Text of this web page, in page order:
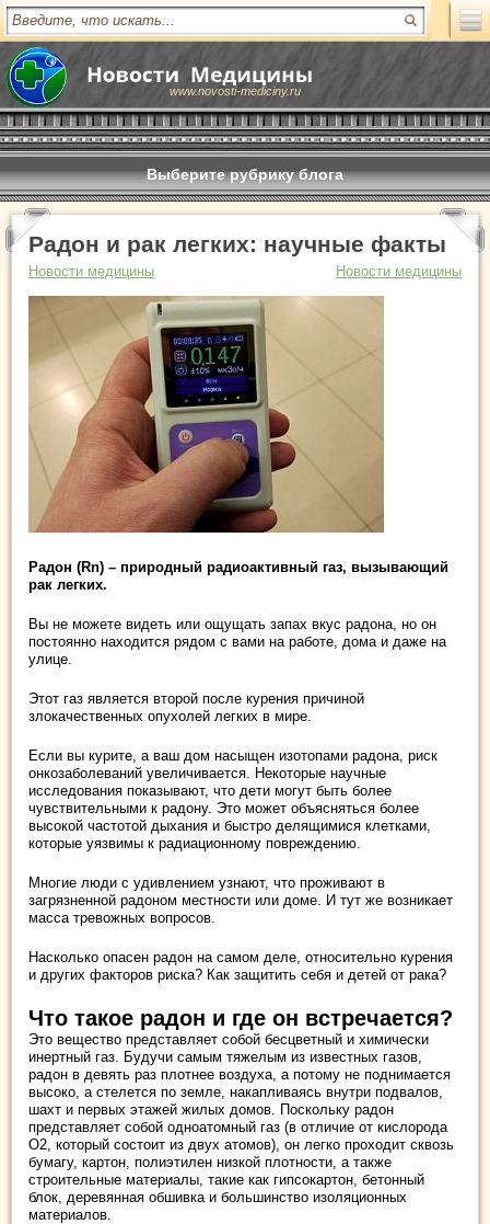
www.novosti-mediciny.ru
Выберите рубрику блога
Радон и рак легких: научные факты
Новости медицины Новости медицины
Радон (Rn) – природный радиоактивный газ, вызывающий
рак легких.
Вы не можете видеть или ощущать запах вкус радона, но он
постоянно находится рядом с вами на работе, дома и даже на
улице.
Этот газ является второй после курения причиной
злокачественных опухолей легких в мире.
Если вы курите, а ваш дом насыщен изотопами радона, риск
онкозаболеваний увеличивается. Некоторые научные
исследования показывают, что дети могут быть более
чувствительными к радону. Это может объясняться более
высокой частотой дыхания и быстро делящимися клетками,
которые уязвимы к радиационному повреждению.
Многие люди с удивлением узнают, что проживают в
загрязненной радоном местности или доме. И тут же возникает
масса тревожных вопросов.
Насколько опасен радон на самом деле, относительно курения
и других факторов риска? Как защитить себя и детей от рака?
Что такое радон и где он встречается?
Это вещество представляет собой бесцветный и химически
инертный газ. Будучи самым тяжелым из известных газов,
радон в девять раз плотнее воздуха, а потому не поднимается
высоко, а стелется по земле, накапливаясь внутри подвалов,
шахт и первых этажей жилых домов. Поскольку радон
представляет собой одноатомный газ (в отличие от кислорода
O2, который состоит из двух атомов), он легко проходит сквозь
бумагу, картон, полиэтилен низкой плотности, а также
строительные материалы, такие как гипсокартон, бетонный
блок, деревянная обшивка и большинство изоляционных
материалов.